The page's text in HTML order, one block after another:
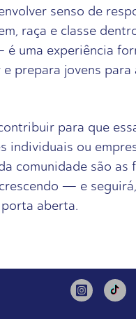
senso de
raça e classe
uma experiência
prepara jovens
para que
individuais ou
comunidade são as
— e
aberta.